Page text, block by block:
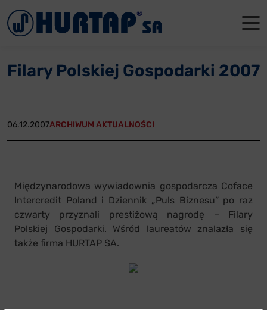
Filary Polskiej Gospodarki 2007
06.12.2007ARCHIWUM AKTUALNOŚCI
Międzynarodowa wywiadownia gospodarcza Coface
Intercredit Poland i Dziennik „Puls Biznesu” po raz
czwarty przyznali prestiżową nagrodę – Filary
Polskiej Gospodarki. Wśród laureatów znalazła się
także firma HURTAP SA.
Menu
Aktualności
Oferty pracy
Kontakt
Władze
Dla
Dla
Gdańsk